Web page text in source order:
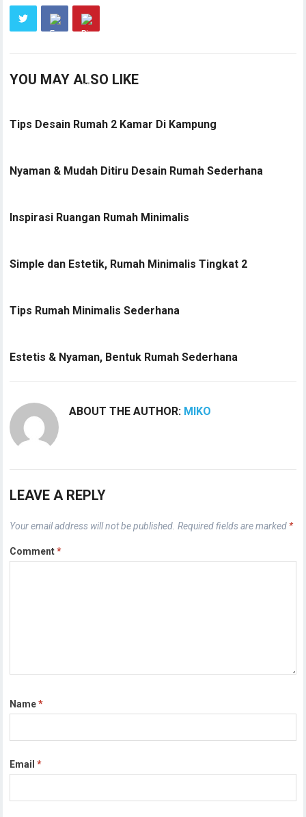
YOU MAY ALSO LIKE
Tips Desain Rumah 2 Kamar Di Kampung
Nyaman & Mudah Ditiru Desain Rumah Sederhana
Inspirasi Ruangan Rumah Minimalis
Simple dan Estetik, Rumah Minimalis Tingkat 2
Tips Rumah Minimalis Sederhana
Estetis & Nyaman, Bentuk Rumah Sederhana
ABOUT THE AUTHOR: MIKO
LEAVE A REPLY
Your email address will not be published. Required fields are marked *
Comment*
Name*
Email*